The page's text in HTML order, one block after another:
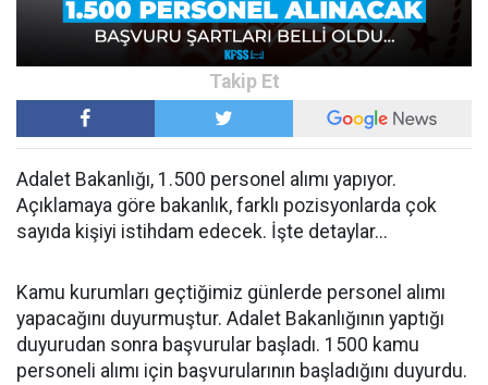
Adalet Bakanlığı, 1.500 personel alımı yapıyor.
Açıklamaya göre bakanlık, farklı pozisyonlarda çok
sayıda kişiyi istihdam edecek. İşte detaylar...
Kamu kurumları geçtiğimiz günlerde personel alımı
yapacağını duyurmuştur. Adalet Bakanlığının yaptığı
duyurudan sonra başvurular başladı. 1500 kamu
personeli alımı için başvurularının başladığını duyurdu.